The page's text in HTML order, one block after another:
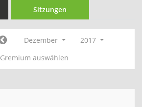
Sitzungen
Dezember
2017
Gremium auswählen